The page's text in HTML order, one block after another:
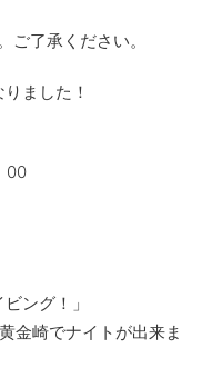
了承ください。
りました！
00
ング！」
金崎でナイトが出来ま